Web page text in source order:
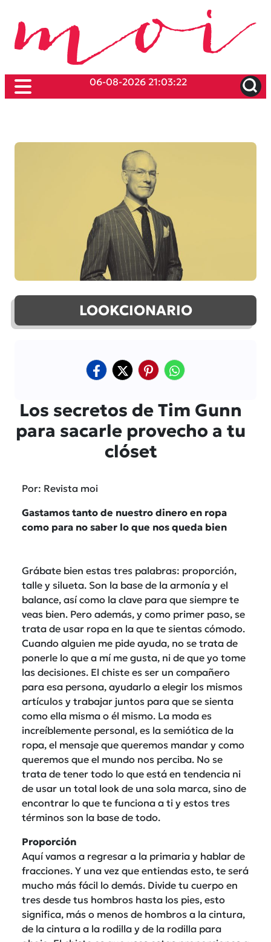
06-08-2026 21:03:22
LOOKCIONARIO
Los secretos de Tim Gunn
para sacarle provecho a tu
clóset
Por: Revista moi
Gastamos tanto de nuestro dinero en ropa
como para no saber lo que nos queda bien
Grábate bien estas tres palabras: proporción,
talle y silueta. Son la base de la armonía y el
balance, así como la clave para que siempre te
veas bien. Pero además, y como primer paso, se
trata de usar ropa en la que te sientas cómodo.
Cuando alguien me pide ayuda, no se trata de
ponerle lo que a mí me gusta, ni de que yo tome
las decisiones. El chiste es ser un compañero
para esa persona, ayudarlo a elegir los mismos
artículos y trabajar juntos para que se sienta
como ella misma o él mismo. La moda es
increíblemente personal, es la semiótica de la
ropa, el mensaje que queremos mandar y como
queremos que el mundo nos perciba. No se
trata de tener todo lo que está en tendencia ni
de usar un total look de una sola marca, sino de
encontrar lo que te funciona a ti y estos tres
términos son la base de todo.
Proporción
Aquí vamos a regresar a la primaria y hablar de
fracciones. Y una vez que entiendas esto, te será
mucho más fácil lo demás. Divide tu cuerpo en
tres desde tus hombros hasta los pies, esto
significa, más o menos de hombros a la cintura,
de la cintura a la rodilla y de la rodilla para